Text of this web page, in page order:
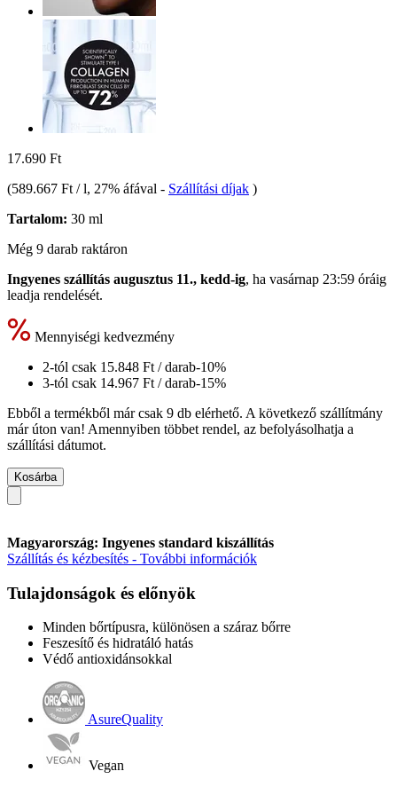
17.690 Ft
(589.667 Ft / l, 27% áfával - Szállítási díjak )
Tartalom: 30 ml
Még 9 darab raktáron
Ingyenes szállítás augusztus 11., kedd-ig, ha vasárnap 23:59 óráig
leadja rendelését.
Mennyiségi kedvezmény
2-tól csak 15.848 Ft / darab-10%
3-tól csak 14.967 Ft / darab-15%
Ebből a termékből már csak 9 db elérhető. A következő szállítmány
már úton van! Amennyiben többet rendel, az befolyásolhatja a
szállítási dátumot.
Kosárba
Magyarország: Ingyenes standard kiszállítás
Szállítás és kézbesítés - További információk
Tulajdonságok és előnyök
Minden bőrtípusra, különösen a száraz bőrre
Feszesítő és hidratáló hatás
Védő antioxidánsokkal
AsureQuality
Vegan